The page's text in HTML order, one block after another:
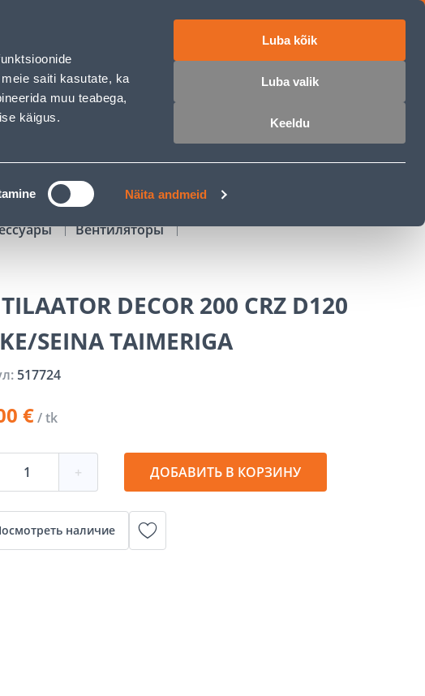
saiti kasutate, ka
muu teabega,
käigus.
Näita andmeid
Luba kõik
Luba valik
Keeldu
о работе
РАССРОЧКА
Вентиляторы
DECOR 200 CRZ D120
SEINA TAIMERIGA
517724
€/ tk
+ ДОБАВИТЬ В КОРЗИНУ
наличие